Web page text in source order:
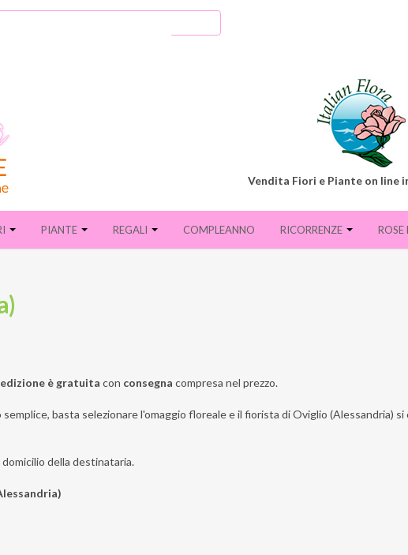
Vendita Fiori e Piante on line
PIANTE REGALI COMPLEANNO RICORRENZE ROSE
è gratuita con consegna compresa nel prezzo.
basta selezionare l'omaggio floreale e il fiorista di Oviglio (Alessandria)
della destinataria.